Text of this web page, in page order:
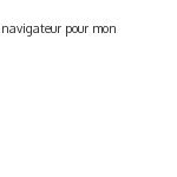
pour mon